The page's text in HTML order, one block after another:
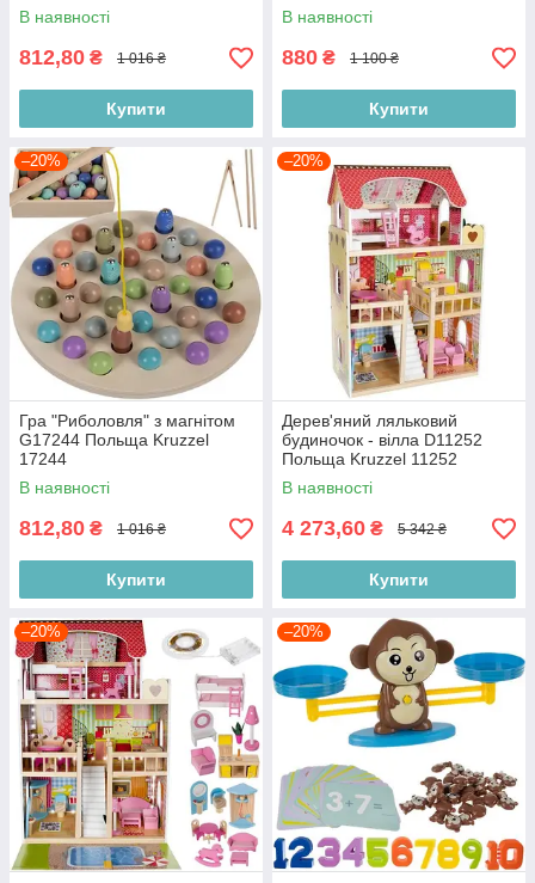
В наявності
812,80 ₴ 1 016 ₴
Купити
В наявності
880 ₴ 1 100 ₴
Купити
–20%
Гра "Риболовля" з магнітом
G17244 Польща Kruzzel
17244
В наявності
812,80 ₴ 1 016 ₴
Купити
–20%
Дерев'яний ляльковий
будиночок - вілла D11252
Польща Kruzzel 11252
В наявності
4 273,60 ₴ 5 342 ₴
Купити
–20% –20%